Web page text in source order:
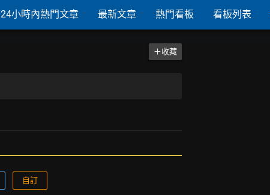
24小時內熱門文章 最新文章 熱門看板 看板列表
＋收藏
自訂